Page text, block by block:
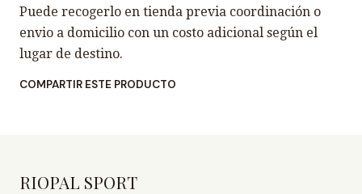
Puede recogerlo en tienda previa coordinación o
envio a domicilio con un costo adicional según el
lugar de destino.
COMPARTIR ESTE PRODUCTO
RIOPAL SPORT